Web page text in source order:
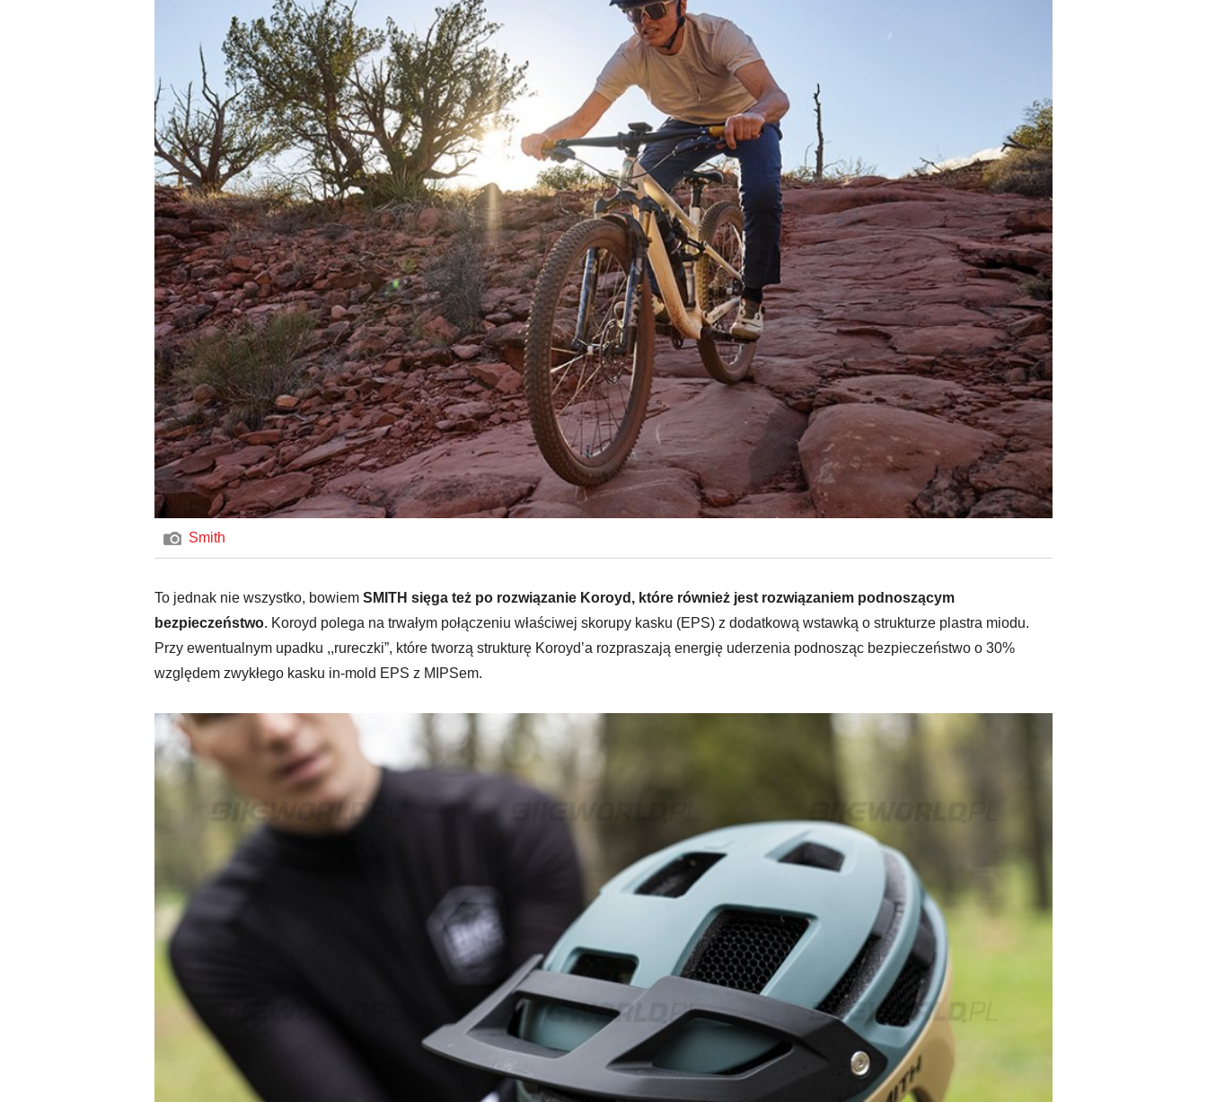
Smith
To jednak nie wszystko, bowiem SMITH sięga też po rozwiązanie Koroyd, które również jest rozwiązaniem podnoszącym
bezpieczeństwo. Koroyd polega na trwałym połączeniu właściwej skorupy kasku (EPS) z dodatkową wstawką o strukturze plastra miodu.
Przy ewentualnym upadku ,,rureczki”, które tworzą strukturę Koroyd’a rozpraszają energię uderzenia podnosząc bezpieczeństwo o 30%
względem zwykłego kasku in-mold EPS z MIPSem.